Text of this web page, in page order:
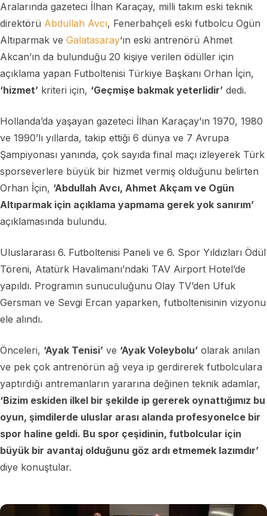
Aralarında gazeteci İlhan Karaçay, milli takım eski teknik
direktörü Abdullah Avcı, Fenerbahçeli eski futbolcu Ogün
Altıparmak ve Galatasaray‘ın eski antrenörü Ahmet
Akcan’ın da bulunduğu 20 kişiye verilen ödüller için
açıklama yapan Futboltenisi Türkiye Başkanı Orhan İçin,
‘hizmet’ kriteri için, ‘Geçmişe bakmak yeterlidir’ dedi.
Hollanda’da yaşayan gazeteci İlhan Karaçay’ın 1970, 1980
ve 1990’lı yıllarda, takip ettiği 6 dünya ve 7 Avrupa
Şampiyonası yanında, çok sayıda final maçı izleyerek Türk
sporseverlere büyük bir hizmet vermiş olduğunu belirten
Orhan İçin, ‘Abdullah Avcı, Ahmet Akçam ve Ogün
Altıparmak için açıklama yapmama gerek yok sanırım’
açıklamasında bulundu.
Uluslararası 6. Futboltenisi Paneli ve 6. Spor Yıldızları Ödül
Töreni, Atatürk Havalimanı’ndaki TAV Airport Hotel’de
yapıldı. Programın sunuculuğunu Olay TV’den Ufuk
Gersman ve Sevgi Ercan yaparken, futboltenisinin vizyonu
ele alındı.
Önceleri, ‘Ayak Tenisi’ ve ‘Ayak Voleybolu’ olarak anılan
ve pek çok antrenörün ağ veya ip gerdirerek futbolculara
yaptırdığı antremanların yararına değinen teknik adamlar,
‘Bizim eskiden ilkel bir şekilde ip gererek oynattığımız bu
oyun, şimdilerde uluslar arası alanda profesyonelce bir
spor haline geldi. Bu spor çeşidinin, futbolcular için
büyük bir avantaj olduğunu göz ardı etmemek lazımdır’
diye konuştular.